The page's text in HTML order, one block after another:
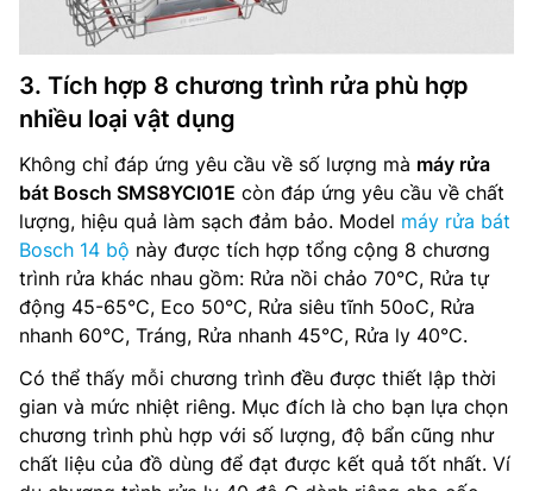
3. Tích hợp 8 chương trình rửa phù hợp
nhiều loại vật dụng
Không chỉ đáp ứng yêu cầu về số lượng mà máy rửa
bát Bosch SMS8YCI01E còn đáp ứng yêu cầu về chất
lượng, hiệu quả làm sạch đảm bảo. Model máy rửa bát
Bosch 14 bộ này được tích hợp tổng cộng 8 chương
trình rửa khác nhau gồm: Rửa nồi chảo 70°C, Rửa tự
động 45-65°C, Eco 50°C, Rửa siêu tĩnh 50oC, Rửa
nhanh 60°C, Tráng, Rửa nhanh 45°C, Rửa ly 40°C.
Có thể thấy mỗi chương trình đều được thiết lập thời
gian và mức nhiệt riêng. Mục đích là cho bạn lựa chọn
chương trình phù hợp với số lượng, độ bẩn cũng như
chất liệu của đồ dùng để đạt được kết quả tốt nhất. Ví